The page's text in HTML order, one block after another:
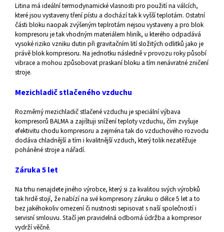
Litina má ideální termodynamické vlasnosti pro použití na válcích,
které jsou vystaveny tření pístu a dochází tak k vyšší teplotám. Ostatní
části bloku naopak zvýšeným teplrotám nejsou vystaveny a pro blok
kompresoru je tak vhodným materiálem hliník, u kterého odpadává
vysoké riziko vzniku dutin při gravitačním lití složitých odlitků jako je
právě blok kompresoru. Na jednotku následně v provozu roky působí
vibrace a mohou způsobovat praskaní bloku a tím nenávratné zničení
stroje.
Mezichladič stlačeného vzduchu
Rozměrný mezichladič stlačené vzduchu je speciální výbava
kompresorů BALMA a zajištuji snížení teploty vzduchu, čím zvyšuje
efektivitu chodu kompresoru a zejména tak do vzduchového rozvodu
dodáva chladnější a tím i kvalitnější vzduch, který tolik nezatěžuje
poháněné stroje a nářadí.
Záruka 5 let
Na trhu nenajdete jiného výrobce, který si za kvalitou svých výrobků
tak hrdě stojí, že nabízí na své kompresory záruku o délce 5 let a to
bez jakéhokoliv omezení či nustnosti sepisovat s naší společností i
servisní smlouvu. Stačí jen pravidelná odborná údržba a kompresor
vydrží věčně.